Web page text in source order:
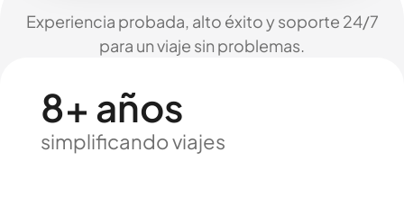
Experiencia probada, alto éxito y soporte 24/7
para un viaje sin problemas.
8+ años
simplificando viajes